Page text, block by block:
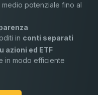
potenziale fino al
in conti separati
azioni ed ETF
in modo efficiente